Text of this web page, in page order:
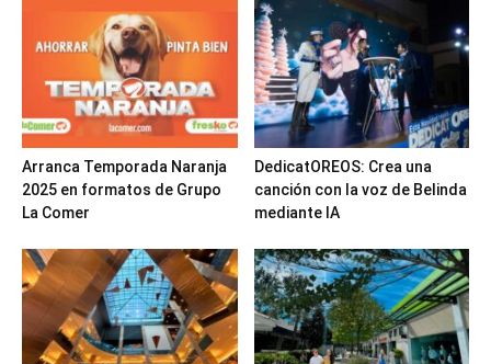
Arranca Temporada Naranja
2025 en formatos de Grupo
La Comer
DedicatOREOS: Crea una
canción con la voz de Belinda
mediante IA